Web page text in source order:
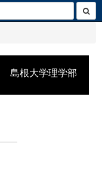
島根大学理学部